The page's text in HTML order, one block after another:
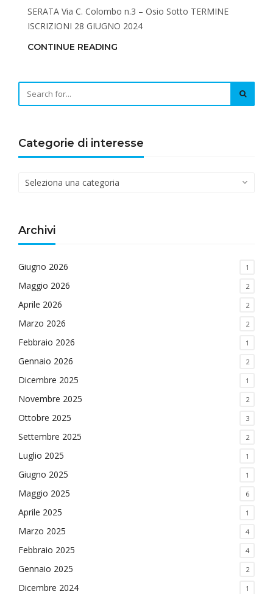
SERATA Via C. Colombo n.3 – Osio Sotto TERMINE
ISCRIZIONI 28 GIUGNO 2024
CONTINUE READING
Categorie di interesse
Categorie
Archivi
Giugno 2026 1
Maggio 2026 2
Aprile 2026 2
Marzo 2026 2
Febbraio 2026 1
Gennaio 2026 2
Dicembre 2025 1
Novembre 2025 2
Ottobre 2025 3
Settembre 2025 2
Luglio 2025 1
Giugno 2025 1
Maggio 2025 6
Aprile 2025 1
Marzo 2025 4
Febbraio 2025 4
Gennaio 2025 2
Dicembre 2024 1